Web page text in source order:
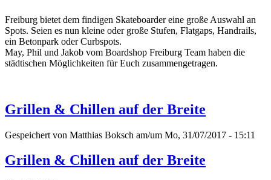
Freiburg bietet dem findigen Skateboarder eine große Auswahl an
Spots. Seien es nun kleine oder große Stufen, Flatgaps, Handrails,
ein Betonpark oder Curbspots.
May, Phil und Jakob vom Boardshop Freiburg Team haben die
städtischen Möglichkeiten für Euch zusammengetragen.
Grillen & Chillen auf der Breite
Gespeichert von Matthias Boksch am/um Mo, 31/07/2017 - 15:11
Grillen & Chillen auf der Breite